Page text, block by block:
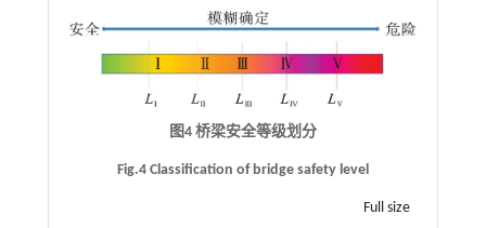
图4 桥梁安全等级划分
Fig.4 Classification of bridge safety level
Full size